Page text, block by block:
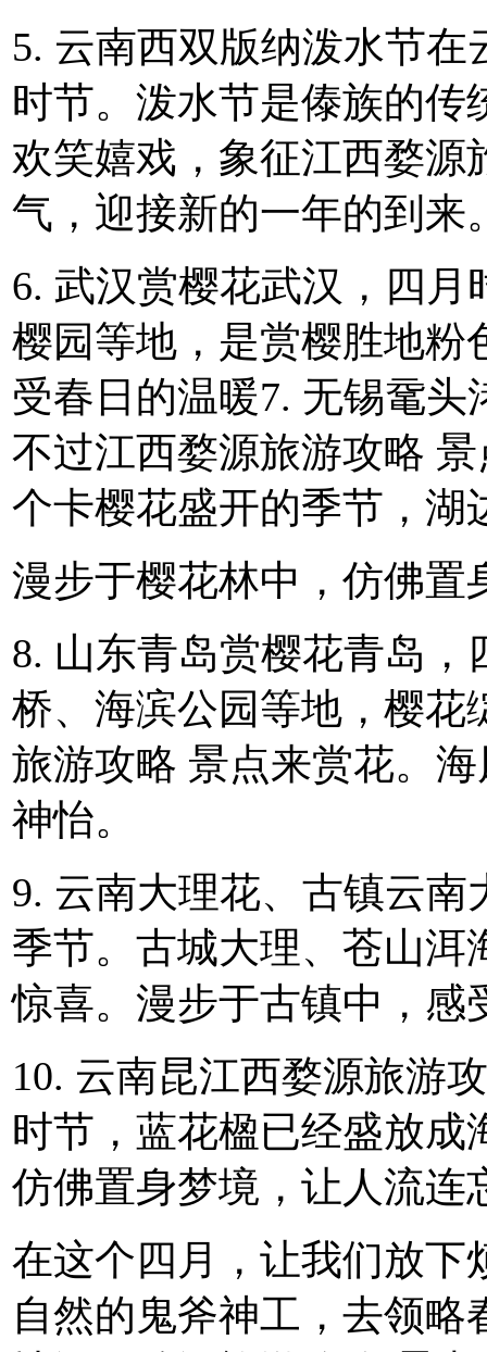
5. 云南西双版纳泼水节
时节。泼水节是傣族的传
欢笑嬉戏，象征江西婺源
气，迎接新的一年的到来
6. 武汉赏樱花武汉，四
樱园等地，是赏樱胜地粉
受春日的温暖7. 无锡鼋
不过江西婺源旅游攻略
个卡樱花盛开的季节，湖
漫步于樱花林中，仿佛置
8. 山东青岛赏樱花青岛
桥、海滨公园等地，樱花
旅游攻略 景点来赏花。
神怡。
9. 云南大理花、古镇云
季节。古城大理、苍山洱
惊喜。漫步于古镇中，感
10. 云南昆江西婺源旅游
时节，蓝花楹已经盛放成
仿佛置身梦境，让人流连
在这个四月，让我们放下
自然的鬼斧神工，去领